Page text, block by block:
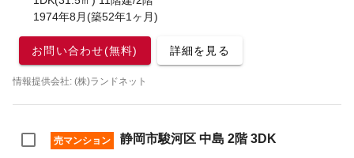
1974年8月(築52年1ヶ月)
お問い合わせ(無料) 詳細を見る
情報提供会社: (株)ランドネット
売マンション 静岡市駿河区 中島 2階 3DK